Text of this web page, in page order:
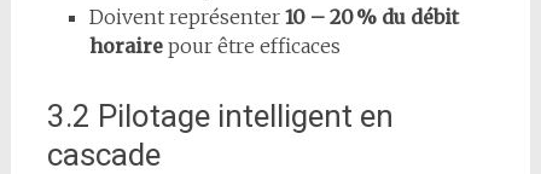
Doivent représenter 10 – 20 % du débit
horairepour être efficaces
3.2 Pilotage intelligent en
cascade